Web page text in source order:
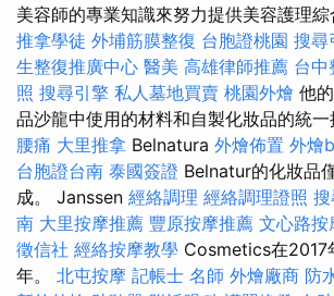
美容師的專業知識來努力提供美容護理綜
推拿學徒 外埔筋膜整復 台胞證桃園 搜尋
生整復推廣中心 醫美 高雄律師推薦 台中
照 搜尋引擎 私人墓地買賣 桃園外燴 他
品沙龍中使用的材料和自製化妝品的統一
腰痛 大里推拿 Belnatura 外燴佈置 外燴
台胞證台南 泰國簽證 Belnatur的化妝品
成。 Janssen 經絡調理 經絡調理證照
南 大里按摩推薦 豐原按摩推薦 文心路按
徵信社 經絡按摩教學 Cosmetics在2017
年。 北屯按摩 記帳士 名師 外燴廠商 防